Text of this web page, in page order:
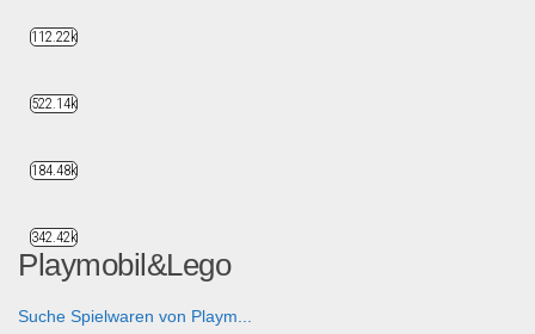
Playmobil&Lego
Suche Spielwaren von Playm...
112.22k
522.14k
184.48k
342.42k